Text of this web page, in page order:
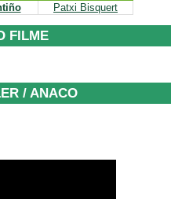
Patxi Bisquert
FILME
/ ANACO